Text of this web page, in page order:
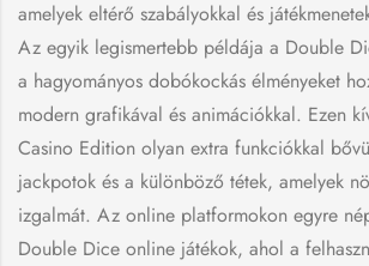
amelyek eltérő szabályokkal és
Az egyik legismertebb példája a Double
a hagyományos dobókockás élményeket
modern grafikával és animációkkal. Ezen
Casino Edition olyan extra funkciókkal
jackpotok és a különböző tétek, amelyek
izgalmát. Az online platformokon egyre
Double Dice online játékok, ahol a